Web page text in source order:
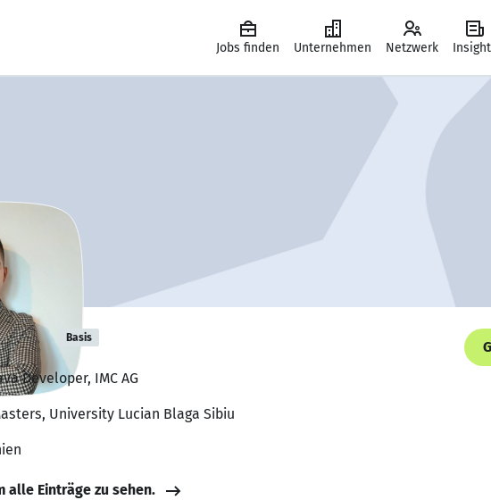
Jobs finden Unternehmen Netzwerk
Basis
Developer, IMC AG
University Lucian Blaga Sibiu
alle Einträge zu sehen.